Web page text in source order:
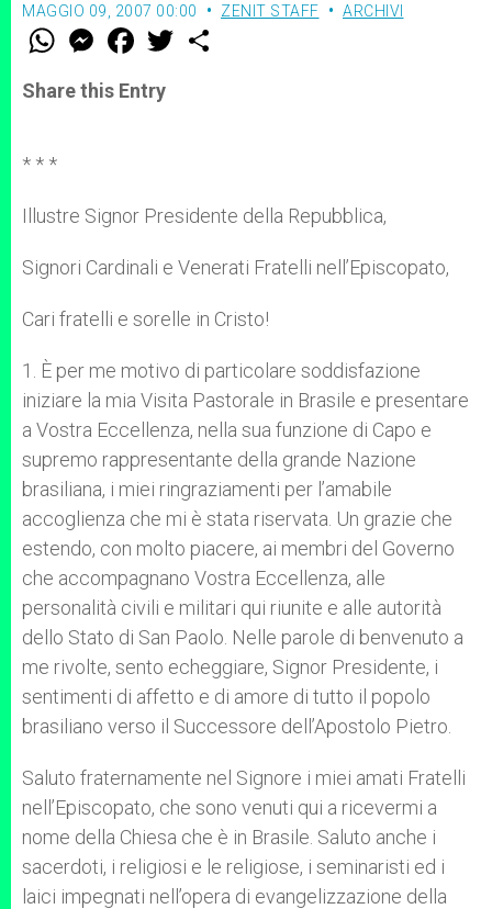
MAGGIO 09, 2007 00:00 ZENIT STAFF ARCHIVI
W
t
s
M
e
s
e
F
a
e
b
w
Share this Entry
* * *
Illustre Signor Presidente della Repubblica,
Signori Cardinali e Venerati Fratelli nell’Episcopato,
Cari fratelli e sorelle in Cristo!
1. È per me motivo di particolare soddisfazione
iniziare la mia Visita Pastorale in Brasile e presentare
a Vostra Eccellenza, nella sua funzione di Capo e
supremo rappresentante della grande Nazione
brasiliana, i miei ringraziamenti per l’amabile
accoglienza che mi è stata riservata. Un grazie che
estendo, con molto piacere, ai membri del Governo
che accompagnano Vostra Eccellenza, alle
personalità civili e militari qui riunite e alle autorità
dello Stato di San Paolo. Nelle parole di benvenuto a
me rivolte, sento echeggiare, Signor Presidente, i
sentimenti di affetto e di amore di tutto il popolo
brasiliano verso il Successore dell’Apostolo Pietro.
Saluto fraternamente nel Signore i miei amati Fratelli
nell’Episcopato, che sono venuti qui a ricevermi a
nome della Chiesa che è in Brasile. Saluto anche i
sacerdoti, i religiosi e le religiose, i seminaristi ed i
laici impegnati nell’opera di evangelizzazione della